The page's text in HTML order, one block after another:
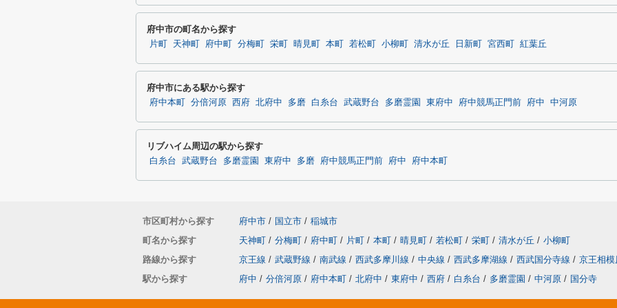
府中市の町名から探す
片町 天神町 府中町 分梅町 栄町 晴見町 本町 若松町 小柳町 清水が丘 日新町 宮西町 紅葉丘
府中市にある駅から探す
府中本町 分倍河原 西府 北府中 多磨 白糸台 武蔵野台 多磨霊園 東府中 府中競馬正門前 府中 中河原
リブハイム周辺の駅から探す
白糸台 武蔵野台 多磨霊園 東府中 多磨 府中競馬正門前 府中 府中本町
市区町村から探す 府中市 / 国立市 / 稲城市
町名から探す
天神町 / 分梅町 / 府中町 / 片町 / 本町 / 晴見町 / 若松町 / 栄町 / 清水が丘 / 小柳町
路線から探す
京王線 / 武蔵野線 / 南武線 / 西武多摩川線 / 中央線 / 西武多摩湖線 / 西武国分寺線 / 京王相模
駅から探す
府中 / 分倍河原 / 府中本町 / 北府中 / 東府中 / 西府 / 白糸台 / 多磨霊園 / 中河原 / 国分寺